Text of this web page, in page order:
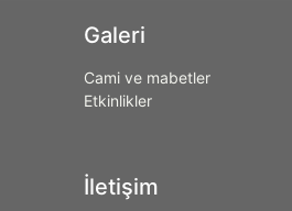
Galeri
Cami ve mabetler
Etkinlikler
İletişim